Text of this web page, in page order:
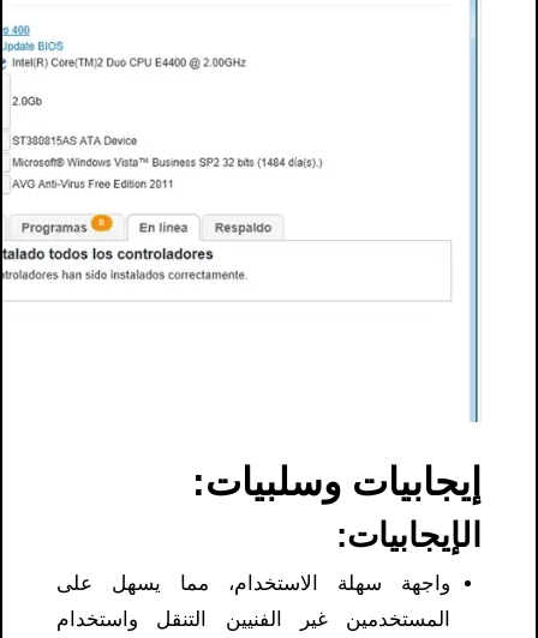
إيجابيات وسلبيات:
الإيجابيات:
واجهة سهلة الاستخدام، مما يسهل على
المستخدمين غير الفنيين التنقل واستخدام